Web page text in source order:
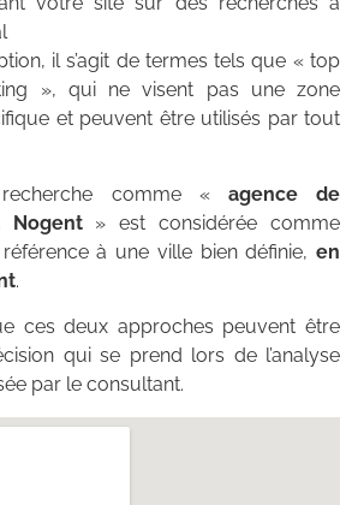
il s’agit de termes tels que « top
», qui ne visent pas une zone
et peuvent être utilisés par tout
comme « agence de
Nogent» est considérée comme
à une ville bien définie, en
.
ces deux approches peuvent être
qui se prend lors de l’analyse
par le consultant.